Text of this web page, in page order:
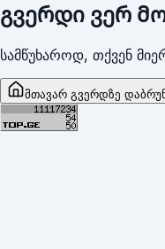
გვერდი ვერ
სამწუხაროდ, თქვენ
მთავარ გვერდზე